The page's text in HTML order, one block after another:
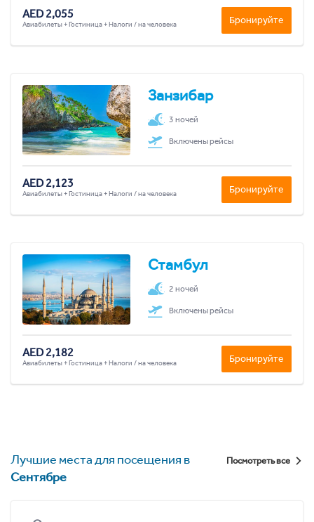
AED 2,055
Авиабилеты + Гостиница + Налоги / на человека Бронируйте
Занзибар
3 ночей
Включены рейсы
AED 2,123
Авиабилеты + Гостиница + Налоги / на человека Бронируйте
Стамбул
2 ночей
Включены рейсы
AED 2,182
Авиабилеты + Гостиница + Налоги / на человека Бронируйте
Лучшие места для посещения в
Сентябре
Посмотреть все